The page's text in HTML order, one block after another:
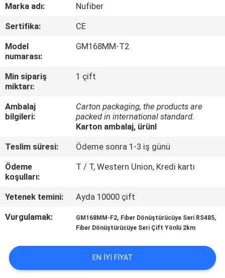
TURU
KONTROL
BIZIMLE
GEÇIN
HABERLER
BIR
ISTEĞI
Marka adı:
Nufiber
Sertifika:
CE
Model
numarası:
GM168MM-T2
Min sipariş
miktarı:
1 çift
Ambalaj
bilgileri:
Carton packaging, the products are
packed in international standard.
Karton ambalaj, ürünl
Teslim süresi:
Ödeme sonra 1-3 iş günü
Ödeme
koşulları:
T / T, Western Union, Kredi kartı
Yetenek temini:
Ayda 10000 çift
Vurgulamak:
GM168MM-F2, Fiber Dönüştürücüye Seri RS485,
Fiber Dönüştürücüye Seri Çift Yönlü 2km
EN IYI FIYAT